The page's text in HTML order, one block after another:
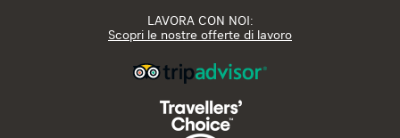
LAVORA CON NOI:
Scopri le nostre offerte di lavoro